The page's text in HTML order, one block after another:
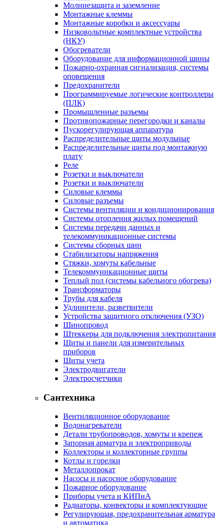
Молниезащита и заземление
Монтажные клеммы
Монтажные коробки и аксессуары
Низковольтные комплектные устройства
(НКУ)
Обогреватели
Оборудование для информационной шины
Пожарно-охранная сигнализация, системы
оповещения
Предохранители
Программируемые логические контроллеры
(ПЛК)
Промышленные разъемы
Противопожарные перегородки и каналы
Пускорегулирующая аппаратура
Распределительные щиты модульные
Распределительные щиты под монтажную
плату
Реле
Розетки и выключатели
Розетки и выключатели
Силовые клеммы
Силовые разъемы
Системы вентиляции и кондиционирования
Системы отопления жилых помещений
Системы передачи данных и
телекоммуникационные системы
Системы сборных шин
Стабилизаторы напряжения
Стяжки, хомуты кабельные
Телекоммуникационные щиты
Теплый пол (системы кабельного обогрева)
Трансформаторы
Трубы для кабеля
Удлинители, разветвители
Устройства защитного отключения (УЗО)
Шинопровод
Штеккеры для подключения электропитания
Щиты и панели для измерительных
приборов
Щиты учета
Электродвигатели
Электросчетчики
Сантехника
Вентиляционное оборудование
Водонагреватели
Детали трубопроводов, хомуты и крепеж
Запорная арматура и электроприводы
Коллекторы и коллекторные группы
Котлы и горелки
Металлопрокат
Насосы и насосное оборудование
Пожарное оборудование
Приборы учета и КИПиА
Радиаторы, конвекторы и комплектующие
Регулирующая, предохранительная арматура
и автоматика